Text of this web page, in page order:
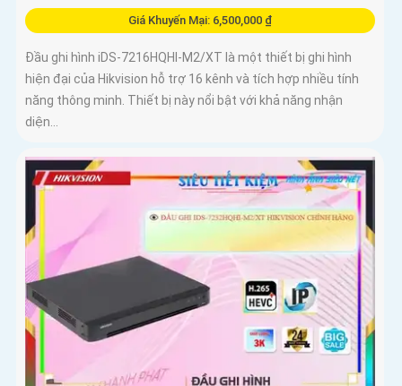
Giá Khuyến Mại: 6,500,000 ₫
Đầu ghi hình iDS-7216HQHI-M2/XT là một thiết bị ghi hình
hiện đại của Hikvision hỗ trợ 16 kênh và tích hợp nhiều tính
năng thông minh. Thiết bị này nổi bật với khả năng nhận
diện...